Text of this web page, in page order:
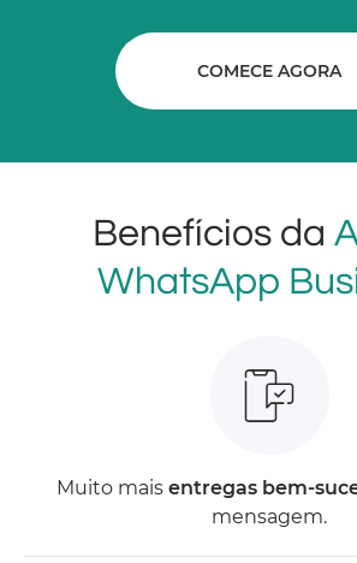
COMECE AGORA
Benefícios da
WhatsApp
Muito mais entregas bem-
mensagem.